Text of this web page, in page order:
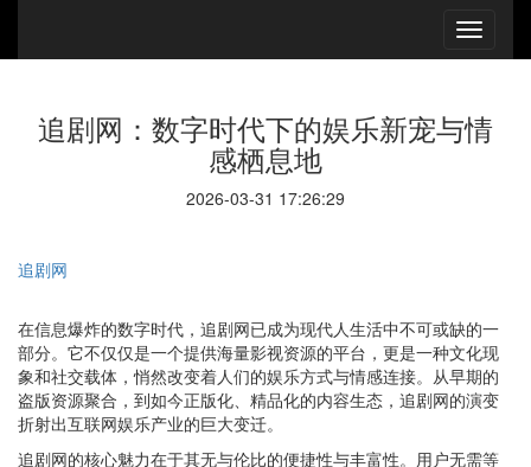
追剧网：数字时代下的娱乐新宠与情
感栖息地
2026-03-31 17:26:29
追剧网
在信息爆炸的数字时代，追剧网已成为现代人生活中不可或缺的一
部分。它不仅仅是一个提供海量影视资源的平台，更是一种文化现
象和社交载体，悄然改变着人们的娱乐方式与情感连接。从早期的
盗版资源聚合，到如今正版化、精品化的内容生态，追剧网的演变
折射出互联网娱乐产业的巨大变迁。
追剧网的核心魅力在于其无与伦比的便捷性与丰富性。用户无需等